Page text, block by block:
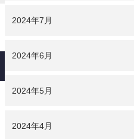
2024年7月
2024年6月
2024年5月
2024年4月